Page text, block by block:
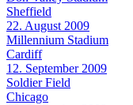
Sheffield
22. August 2009
Millennium Stadium
Cardiff
12. September 2009
Soldier Field
Chicago